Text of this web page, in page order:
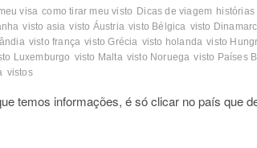
visa como tirar meu visto Dicas de viagem
visto asia visto Áustria visto Bélgica visto
visto frança visto Grécia visto holanda visto
Luxemburgo visto Malta visto Noruega visto Países
vistos
temos informações, é só clicar no país que